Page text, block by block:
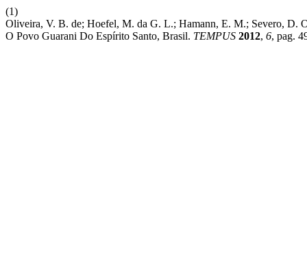
(1)
Oliveira, V. B. de; Hoefel, M. da G. L.; Hamann, E. M.; Severo, D.
O Povo Guarani Do Espírito Santo, Brasil. TEMPUS 2012, 6, pag.